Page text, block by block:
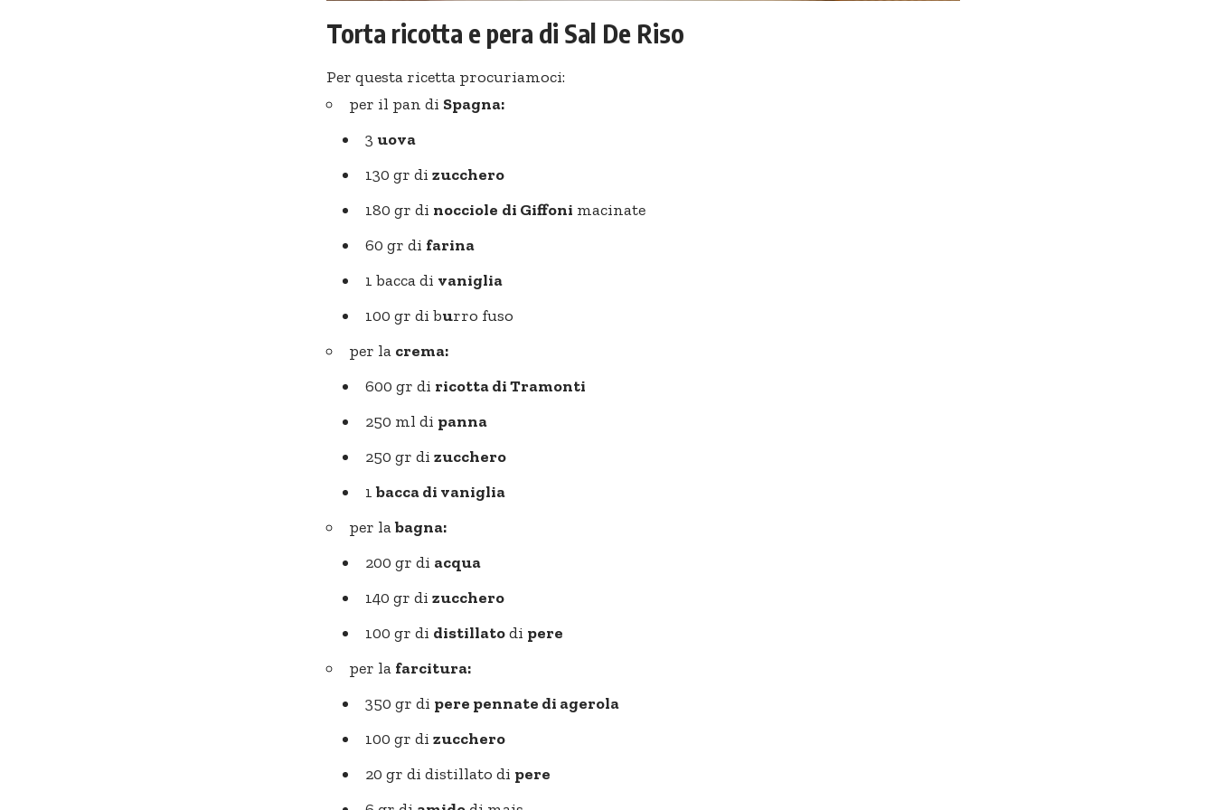
Torta ricotta e pera di Sal De Riso
Per questa ricetta procuriamoci:
per il pan di Spagna:
3 uova
130 gr di zucchero
180 gr di nocciole di Giffoni macinate
60 gr di farina
1 bacca di vaniglia
100 gr di burro fuso
per la crema:
600 gr di ricotta di Tramonti
250 ml di panna
250 gr di zucchero
1 bacca di vaniglia
per labagna:
200 gr di acqua
140 gr di zucchero
100 gr di distillatodi pere
per la farcitura:
350 gr di pere pennate di agerola
100 gr di zucchero
20 gr di distillato di pere